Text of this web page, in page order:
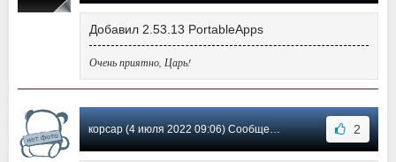
Добавил 2.53.13 PortableApps
Очень приятно, Царь!
корсар (4 июля 2022 09:06) Сообщение #415 2